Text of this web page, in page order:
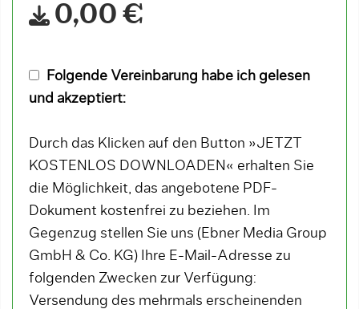
0,00 €
Folgende Vereinbarung habe ich gelesen
und akzeptiert:
Durch das Klicken auf den Button »JETZT
KOSTENLOS DOWNLOADEN« erhalten Sie
die Möglichkeit, das angebotene PDF-
Dokument kostenfrei zu beziehen. Im
Gegenzug stellen Sie uns (Ebner Media Group
GmbH & Co. KG) Ihre E-Mail-Adresse zu
folgenden Zwecken zur Verfügung:
Versendung des mehrmals erscheinenden